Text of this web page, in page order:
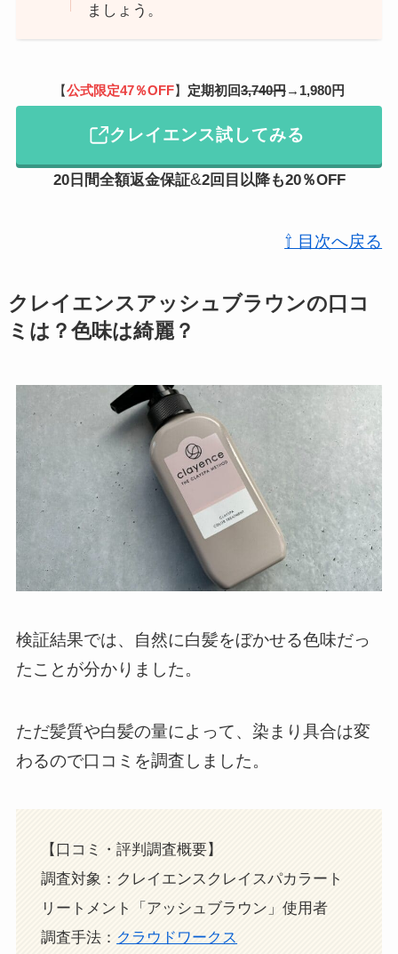
ましょう。
【公式限定47％OFF】 定期初回3,740円→ 1,980円
クレイエンス試してみる
20日間全額返金保証&2回目以降も20％OFF
⇧ 目次へ戻る
クレイエンスアッシュブラウンの口コ
ミは？色味は綺麗？
検証結果では、自然に白髪をぼかせる色味だっ
たことが分かりました。
ただ髪質や白髪の量によって、染まり具合は変
わるので口コミを調査しました。
【口コミ・評判調査概要】
調査対象：クレイエンスクレイスパカラート
リートメント「アッシュブラウン」使用者
調査手法： クラウドワークス